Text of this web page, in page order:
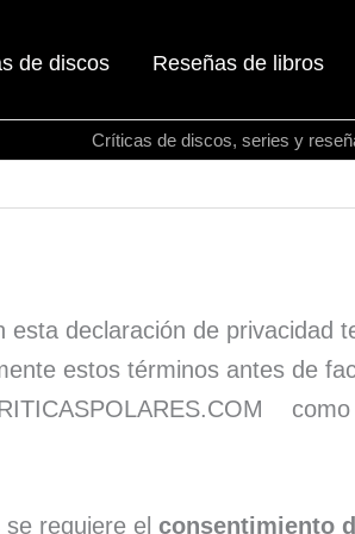
de discos Reseñas de libros
Críticas de discos, series y
esta declaración de privacidad
estos términos antes de
se requiere el consentimiento